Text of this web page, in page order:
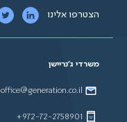
הצטרפו אלינו
משרדי ג'נריישן
office@generation.co.il
972-72-2758901+